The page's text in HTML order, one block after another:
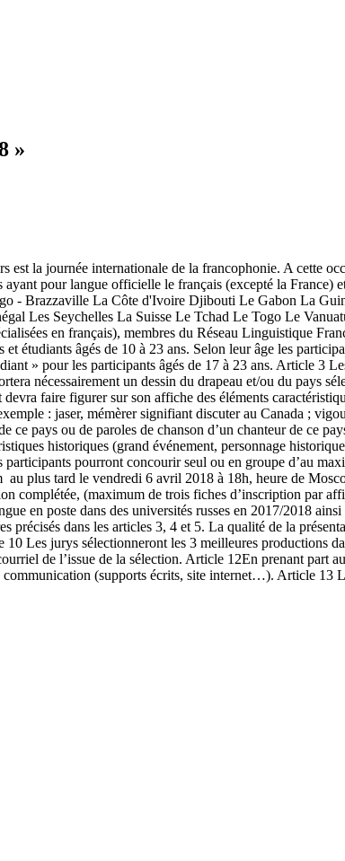
»
la journée internationale de la francophonie. A cette
pour langue officielle le français (excepté la
- Brazzaville La Côte d'Ivoire Djibouti Le Gabon La
Les Seychelles La Suisse Le Tchad Le Togo Le
en français), membres du Réseau Linguistique
étudiants âgés de 10 à 23 ans. Selon leur âge les
» pour les participants âgés de 17 à 23 ans. Article 3
nécessairement un dessin du drapeau et/ou du pays
faire figurer sur son affiche des éléments
: jaser, mémèrer signifiant discuter au Canada ;
pays ou de paroles de chanson d’un chanteur de ce
historiques (grand événement, personnage
pourront concourir seul ou en groupe d’au
plus tard le vendredi 6 avril 2018 à 18h, heure de
complétée, (maximum de trois fiches d’inscription par
en poste dans des universités russes en 2017/2018
précisés dans les articles 3, 4 et 5. La qualité de la
Les jurys sélectionneront les 3 meilleures productions
de l’issue de la sélection. Article 12En prenant part
(supports écrits, site internet…). Article 13